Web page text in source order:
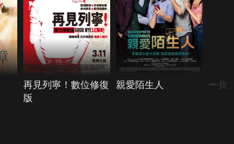
再見列寧！數位修復
版
親愛陌生人 一掬